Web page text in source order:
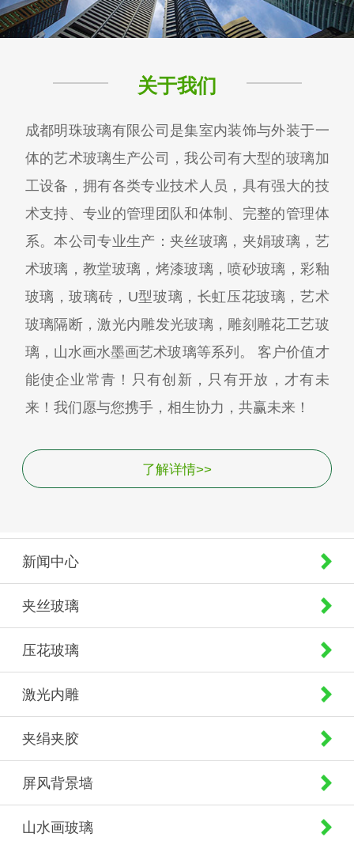
关于我们
成都明珠玻璃有限公司是集室内装饰与外装于一
体的艺术玻璃生产公司，我公司有大型的玻璃加
工设备，拥有各类专业技术人员，具有强大的技
术支持、专业的管理团队和体制、完整的管理体
系。本公司专业生产：夹丝玻璃，夹娟玻璃，艺
术玻璃，教堂玻璃，烤漆玻璃，喷砂玻璃，彩釉
玻璃，玻璃砖，U型玻璃，长虹压花玻璃，艺术
玻璃隔断，激光内雕发光玻璃，雕刻雕花工艺玻
璃，山水画水墨画艺术玻璃等系列。 客户价值才
能使企业常青！只有创新，只有开放，才有未
来！我们愿与您携手，相生协力，共赢未来！
了解详情>>
新闻中心
夹丝玻璃
压花玻璃
激光内雕
夹绢夹胶
屏风背景墙
山水画玻璃